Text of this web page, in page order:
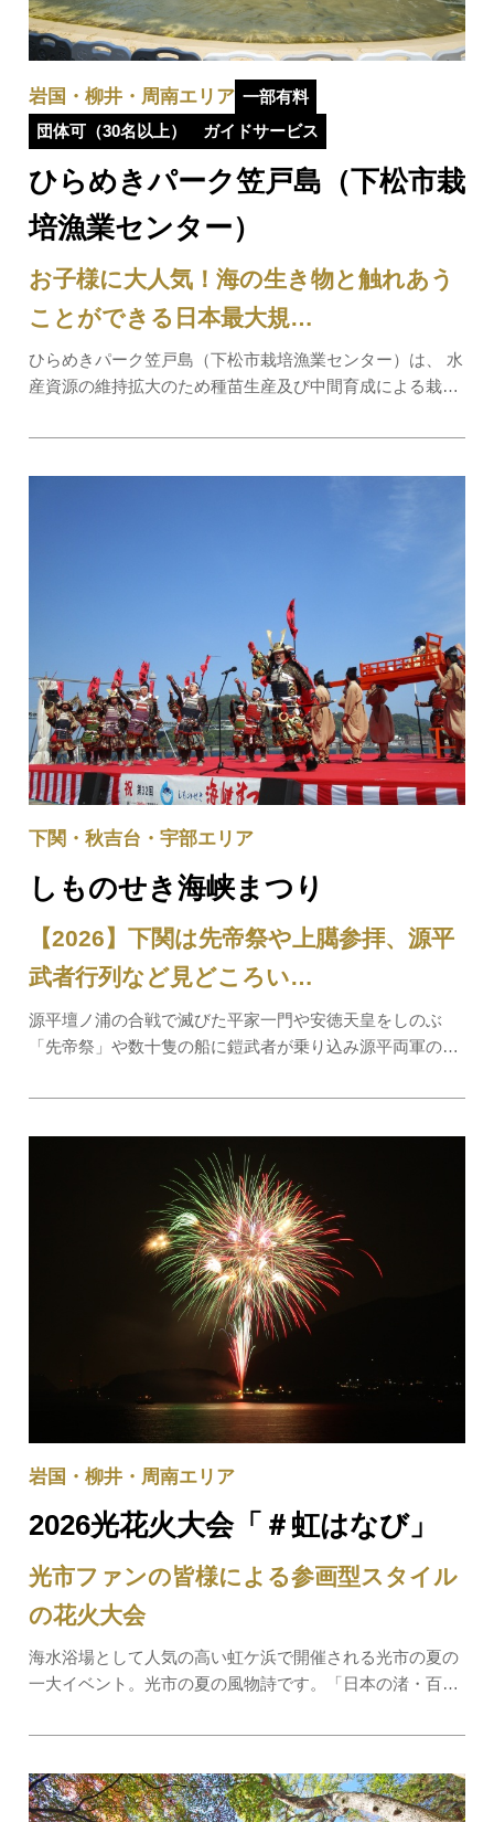
ひらめきパーク笠戸島（下松市栽
培漁業センター）
お子様に大人気！海の生き物と触れあう
ことができる日本最大規…
ひらめきパーク笠戸島（下松市栽培漁業センター）は、 水
産資源の維持拡大のため種苗生産及び中間育成による栽培
らめ」、「笠戸とらふぐ」などの養殖に取組んでいます。
岩国・柳井・周南エリア 一部有料
団体可（30名以上）
ガイドサービス
しものせき海峡まつり
【2026】下関は先帝祭や上臈参拝、源平
武者行列など見どころい…
源平壇ノ浦の合戦で滅びた平家一門や安徳天皇をしのぶ
「先帝祭」や数十隻の船に鎧武者が乗り込み源平両軍の紅
ど、豪華多彩なイベントが関門海峡沿いの各地で繰り広げ
下関・秋吉台・宇部エリア
2026光花火大会「＃虹はなび」
光市ファンの皆様による参画型スタイル
の花火大会
海水浴場として人気の高い虹ケ浜で開催される光市の夏の
一大イベント。光市の夏の風物詩です。「日本の渚・百
本屈指の虹ケ浜海水浴場の沖合約300ｍの海上から約3,000
岩国・柳井・周南エリア